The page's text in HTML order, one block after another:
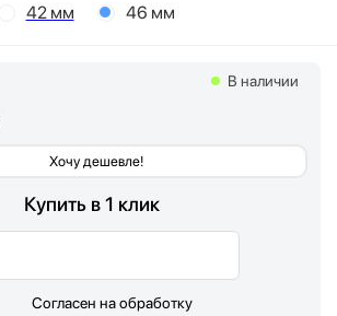
42 мм 46 мм
Хочу дешевле!
В наличии
Купить в 1 клик
Согласен на обработку